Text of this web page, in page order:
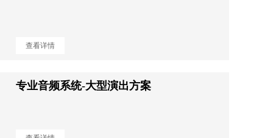
查看详情
专业音频系统-大型演出方案